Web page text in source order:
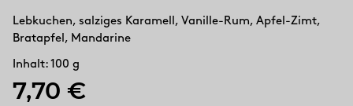
Lebkuchen, salziges Karamell, Vanille-Rum, Apfel-Zimt,
Bratapfel, Mandarine
Inhalt: 100 g
7,70 €